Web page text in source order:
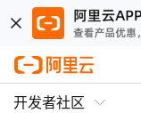
开发者社区